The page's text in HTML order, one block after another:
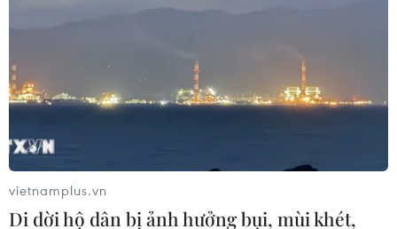
Theo Thủ tướng, học tập và làm theo tư tưởng, đạo đức,
xuyên, lâu dài của các tổ chức đảng, các cấp chính
quyền, tổ chức chính trị-xã hội, Đảng viên.
vietnamplus.vn
Di dời hộ dân bị ảnh hưởng bụi, mùi khét,